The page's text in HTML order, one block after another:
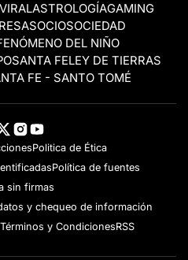
VIRALASTROLOGÍAGAMING
OCIOSOCIEDAD
DEL NIÑO
SANTA FELEY DE TIERRAS
FE - SANTO TOMÉ
Politica de Ética
Política de fuentes
sin firmas
y chequeo de información
Términos y CondicionesRSS